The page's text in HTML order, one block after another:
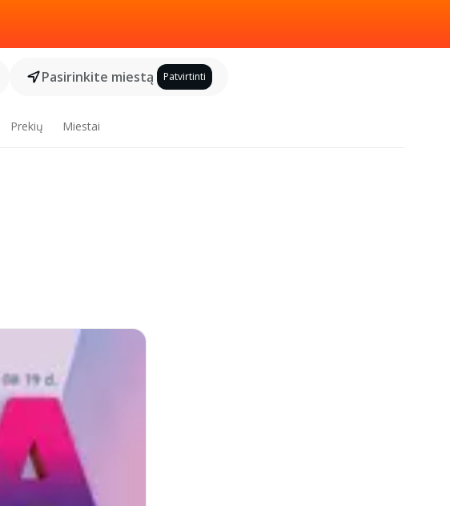
Pasirinkite miestą Patvirtinti
Prekių Miestai